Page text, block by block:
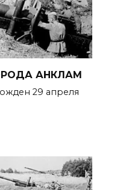
АНКЛАМ
29 апреля